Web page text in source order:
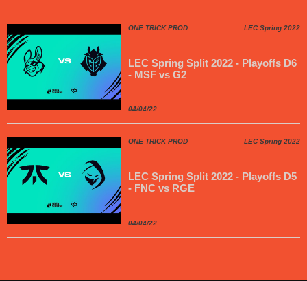
ONE TRICK PROD LEC Spring 2022
LEC Spring Split 2022 - Playoffs D6
- MSF vs G2
04/04/22
ONE TRICK PROD LEC Spring 2022
LEC Spring Split 2022 - Playoffs D5
- FNC vs RGE
04/04/22